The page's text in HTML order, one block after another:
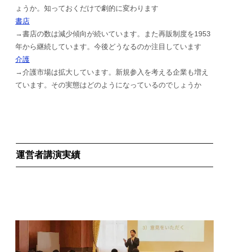
ょうか。知っておくだけで劇的に変わります
書店
→書店の数は減少傾向が続いています。また再販制度を1953
年から継続しています。今後どうなるのか注目しています
介護
→介護市場は拡大しています。新規参入を考える企業も増え
ています。その実態はどのようになっているのでしょうか
運営者講演実績